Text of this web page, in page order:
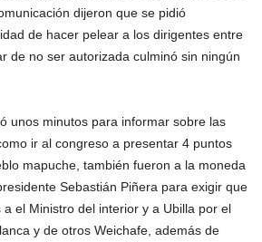
dijeron que se pidió
de hacer pelear a los dirigentes entre
de no ser autorizada culminó sin ningún
unos minutos para informar sobre las
ir al congreso a presentar 4 puntos
mapuche, también fueron a la moneda
Sebastián Piñera para exigir que
el Ministro del interior y a Ubilla por el
y de otros Weichafe, además de